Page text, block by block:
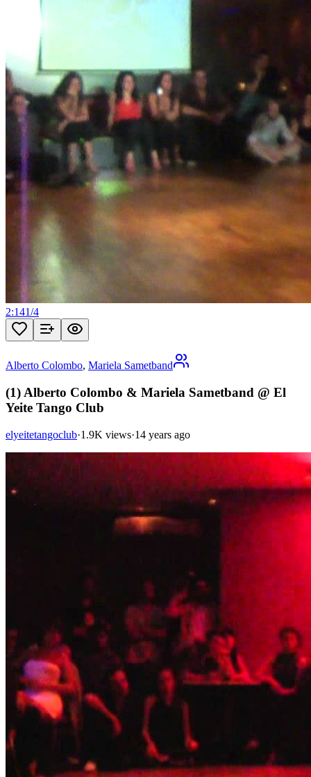
2:141/4
Alberto Colombo, Mariela Sametband
(1) Alberto Colombo & Mariela Sametband @ El
Yeite Tango Club
elyeitetangoclub·1.9K views·14 years ago